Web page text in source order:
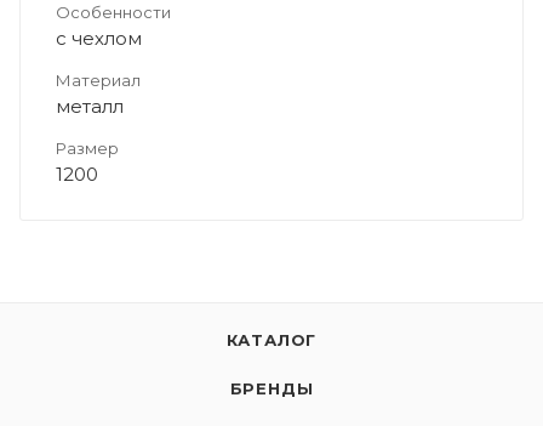
Особенности
с чехлом
Материал
металл
Размер
1200
КАТАЛОГ
БРЕНДЫ